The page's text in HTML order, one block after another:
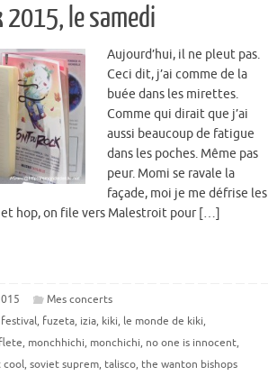
2015, le samedi
Aujourd’hui, il ne pleut pas.
Ceci dit, j’ai comme de la
buée dans les mirettes.
Comme qui dirait que j’ai
aussi beaucoup de fatigue
dans les poches. Même pas
peur. Momi se ravale la
façade, moi je me défrise les
et hop, on file vers Malestroit pour […]
Mes concerts
festival, fuzeta, izia, kiki, le monde de kiki,
, monchhichi, monchichi, no one is innocent,
cool, soviet suprem, talisco, the wanton bishops